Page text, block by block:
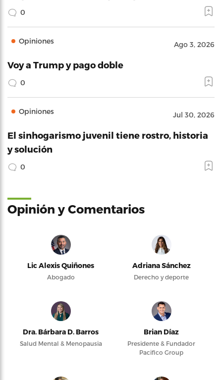
0
Opiniones Ago 3, 2026
Voy a Trump y pago doble
0
Opiniones Jul 30, 2026
El sinhogarismo juvenil tiene rostro, historia
y solución
0
Opinión y Comentarios
Lic Alexis Quiñones
Abogado
Adriana Sánchez
Derecho y deporte
Dra. Bárbara D. Barros
Salud Mental & Menopausia
Brian Díaz
Presidente & Fundador
Pacifico Group